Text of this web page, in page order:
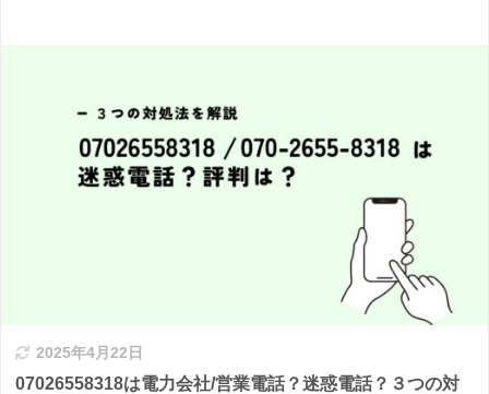
2025年4月22日
07026558318は電力会社/営業電話？迷惑電話？３つの対